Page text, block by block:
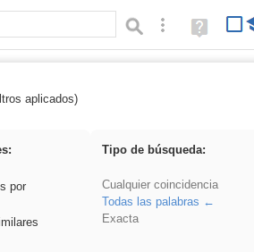
Búsqueda avanzada
Ayuda
(en
song
aplicados)
por
Tipo de búsqueda:
Cualquier coincidencia
Todas las palabras
Exacta